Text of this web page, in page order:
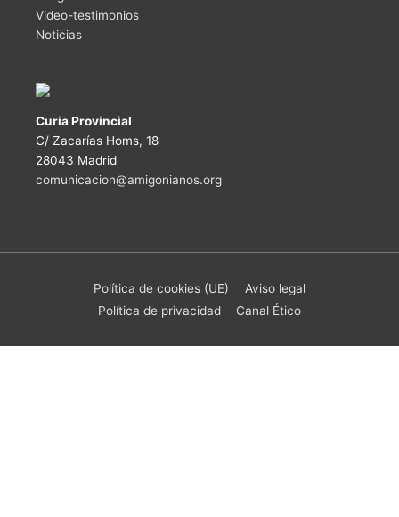
Video-testimonios
Noticias
Curia Provincial
C/ Zacarías Homs, 18
28043 Madrid
comunicacion@amigonianos.org
Política de cookies (UE)
Aviso legal
Política de privacidad
Canal Ético